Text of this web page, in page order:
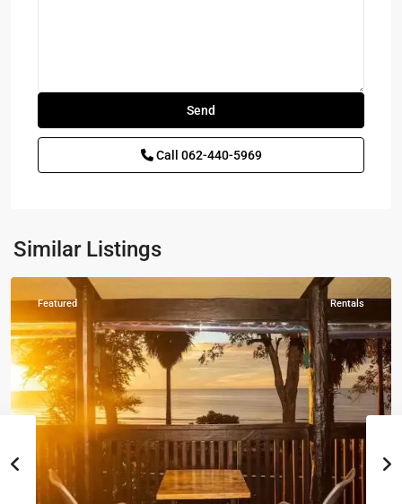
Call 062-440-5969
Similar Listings
Sam
Yot,
ปราณ
Nam
Pran
Featured Rentals